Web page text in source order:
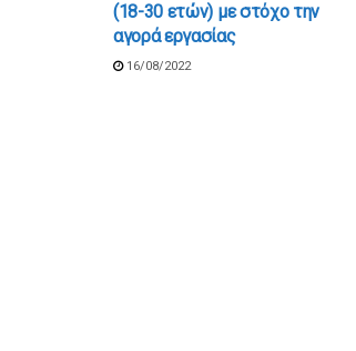
(18-30 ετών) με στόχο την
αγορά εργασίας
16/08/2022